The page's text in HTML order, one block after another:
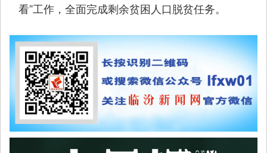
看”工作，全面完成剩余贫困人口脱贫任务。